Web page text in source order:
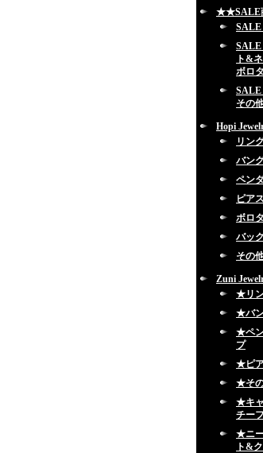
ト&
ボロ
その
Hopi
リン
バン
ペン
ピアス
ボロ
バッ
その
Zuni
★リ
★バ
★ペ
プ
★ピ
★そ
★キ
チーフ
★ニ
ト&